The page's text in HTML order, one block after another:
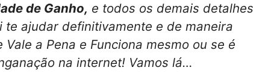
de Ganho, e todos os demais detalhes
te ajudar definitivamente e de maneira
a Pena e Funciona mesmo ou se é
na internet! Vamos lá…